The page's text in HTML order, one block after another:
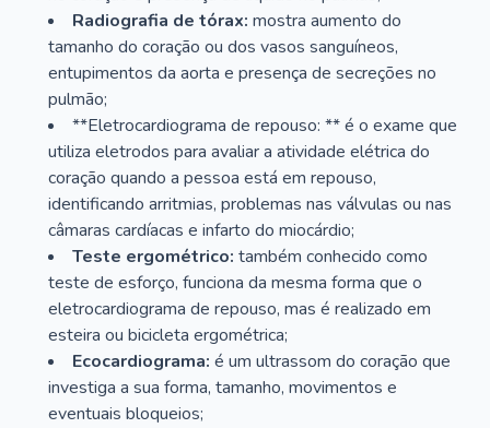
Radiografia de tórax: mostra aumento do
tamanho do coração ou dos vasos sanguíneos,
entupimentos da aorta e presença de secreções no
pulmão;
**Eletrocardiograma de repouso: ** é o exame que
utiliza eletrodos para avaliar a atividade elétrica do
coração quando a pessoa está em repouso,
identificando arritmias, problemas nas válvulas ou nas
câmaras cardíacas e infarto do miocárdio;
Teste ergométrico: também conhecido como
teste de esforço, funciona da mesma forma que o
eletrocardiograma de repouso, mas é realizado em
esteira ou bicicleta ergométrica;
Ecocardiograma: é um ultrassom do coração que
investiga a sua forma, tamanho, movimentos e
eventuais bloqueios;